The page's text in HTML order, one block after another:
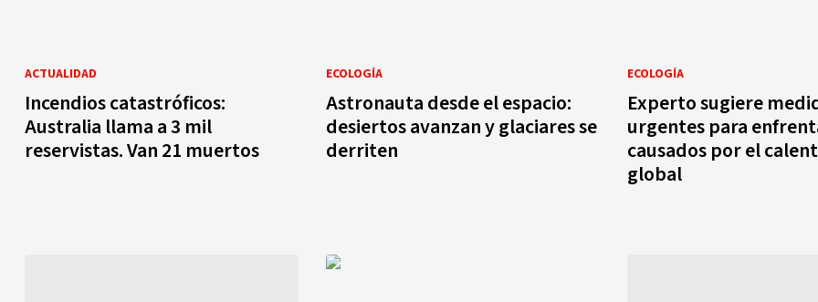
ACTUALIDAD
Incendios catastróficos:
Australia llama a 3 mil
reservistas. Van 21 muertos
ECOLOGÍA
Astronauta desde el espacio:
desiertos avanzan y glaciares se
derriten
ECOLOGÍA
Experto sugiere
urgentes para
causados por el
global